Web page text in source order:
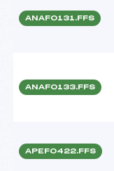
ANAF0131.FFS
ANAF0133.FFS
APEF0422.FFS